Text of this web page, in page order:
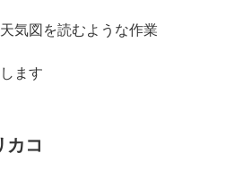
気図を読むような作業
ます
カコ